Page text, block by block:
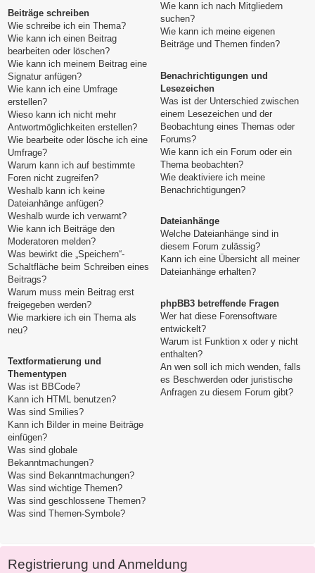
Beiträge schreiben
Wie schreibe ich ein Thema?
Wie kann ich einen Beitrag
bearbeiten oder löschen?
Wie kann ich meinem Beitrag eine
Signatur anfügen?
Wie kann ich eine Umfrage
erstellen?
Wieso kann ich nicht mehr
Antwortmöglichkeiten erstellen?
Wie bearbeite oder lösche ich eine
Umfrage?
Warum kann ich auf bestimmte
Foren nicht zugreifen?
Weshalb kann ich keine
Dateianhänge anfügen?
Weshalb wurde ich verwarnt?
Wie kann ich Beiträge den
Moderatoren melden?
Was bewirkt die „Speichern“-
Schaltfläche beim Schreiben eines
Beitrags?
Warum muss mein Beitrag erst
freigegeben werden?
Wie markiere ich ein Thema als
neu?
Textformatierung und
Thementypen
Was ist BBCode?
Kann ich HTML benutzen?
Was sind Smilies?
Kann ich Bilder in meine Beiträge
einfügen?
Was sind globale
Bekanntmachungen?
Was sind Bekanntmachungen?
Was sind wichtige Themen?
Was sind geschlossene Themen?
Was sind Themen-Symbole?
Wie kann ich nach Mitgliedern
suchen?
Wie kann ich meine eigenen
Beiträge und Themen finden?
Benachrichtigungen und
Lesezeichen
Was ist der Unterschied zwischen
einem Lesezeichen und der
Beobachtung eines Themas oder
Forums?
Wie kann ich ein Forum oder ein
Thema beobachten?
Wie deaktiviere ich meine
Benachrichtigungen?
Dateianhänge
Welche Dateianhänge sind in
diesem Forum zulässig?
Kann ich eine Übersicht all meiner
Dateianhänge erhalten?
phpBB3 betreffende Fragen
Wer hat diese Forensoftware
entwickelt?
Warum ist Funktion x oder y nicht
enthalten?
An wen soll ich mich wenden, falls
es Beschwerden oder juristische
Anfragen zu diesem Forum gibt?
Registrierung und Anmeldung